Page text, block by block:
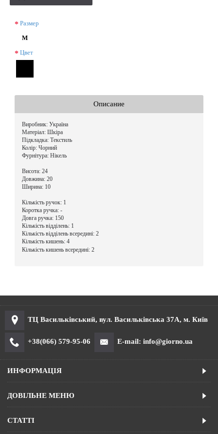
Размер
M
Цвет
Описание
Виробник: Україна
Матеріал: Шкіра
Підкладка: Текстиль
Колір: Чорний
Фурнітура: Нікель
Висота: 24
Довжина: 20
Ширина: 10
Кількість ручок: 1
Коротка ручка: -
Довга ручка: 150
Кількість відділень: 1
Кількість відділень всередині: 2
Кількість кишень: 4
Кількість кишень всередині: 2
ТЦ Васильківський, вул. Васильківська 37А, м. Київ
+38(066) 579-95-06 E-mail: info@giorno.ua
ИНФОРМАЦІЯ
ДОВІЛЬНЕ МЕНЮ
СТАТТІ